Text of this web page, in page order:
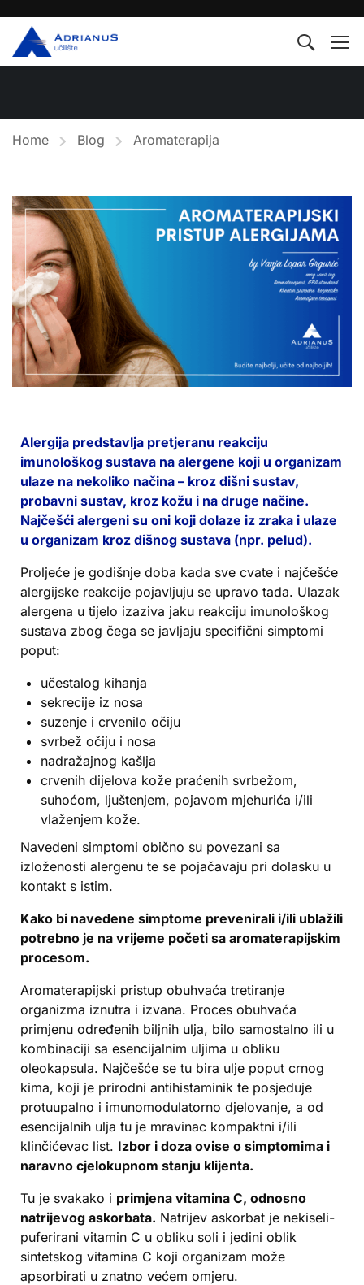
Home Blog Aromaterapija
Alergija predstavlja pretjeranu reakciju
imunološkog sustava na alergene koji u organizam
ulaze na nekoliko načina – kroz dišni sustav,
probavni sustav, kroz kožu i na druge načine.
Najčešći alergeni su oni koji dolaze iz zraka i ulaze
u organizam kroz dišnog sustava (npr. pelud).
Proljeće je godišnje doba kada sve cvate i najčešće
alergijske reakcije pojavljuju se upravo tada. Ulazak
alergena u tijelo izaziva jaku reakciju imunološkog
sustava zbog čega se javljaju specifični simptomi
poput:
učestalog kihanja
sekrecije iz nosa
suzenje i crvenilo očiju
svrbež očiju i nosa
nadražajnog kašlja
crvenih dijelova kože praćenih svrbežom,
suhoćom, ljuštenjem, pojavom mjehurića i/ili
vlaženjem kože.
Navedeni simptomi obično su povezani sa
izloženosti alergenu te se pojačavaju pri dolasku u
kontakt s istim.
Kako bi navedene simptome prevenirali i/ili ublažili
potrebno je na vrijeme početi sa aromaterapijskim
procesom.
Aromaterapijski pristup obuhvaća tretiranje
organizma iznutra i izvana. Proces obuhvaća
primjenu određenih biljnih ulja, bilo samostalno ili u
kombinaciji sa esencijalnim uljima u obliku
oleokapsula. Najčešće se tu bira ulje poput crnog
kima, koji je prirodni antihistaminik te posjeduje
protuupalno i imunomodulatorno djelovanje, a od
esencijalnih ulja tu je mravinac kompaktni i/ili
klinčićevac list. Izbor i doza ovise o simptomima i
naravno cjelokupnom stanju klijenta.
Tu je svakako i primjena vitamina C, odnosno
natrijevog askorbata. Natrijev askorbat je nekiseli-
puferirani vitamin C u obliku soli i jedini oblik
sintetskog vitamina C koji organizam može
apsorbirati u znatno većem omjeru.